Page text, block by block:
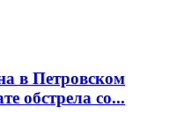
в Петровском
обстрела со...